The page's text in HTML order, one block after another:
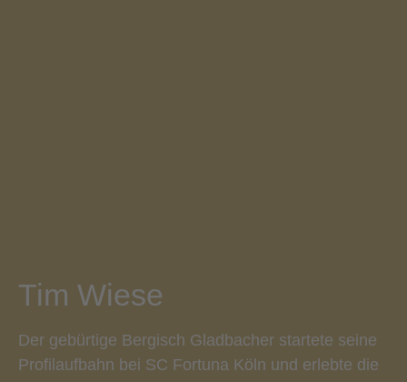
Tim Wiese
Der gebürtige Bergisch Gladbacher startete seine
Profilaufbahn bei SC Fortuna Köln und erlebte die